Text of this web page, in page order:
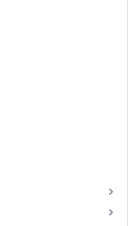
keyboard_arrow_right
keyboard_arrow_right